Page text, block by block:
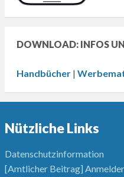
DOWNLOAD: INFOS
Handbücher|
Nützliche Links
Datenschutzinformation
[Amtlicher Beitrag]